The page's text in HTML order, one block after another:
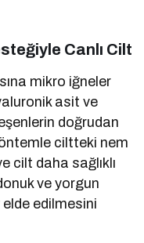
Canlı Cilt
mikro iğneler
asit ve
doğrudan
ciltteki nem
cilt daha sağlıklı
ve yorgun
elde edilmesini